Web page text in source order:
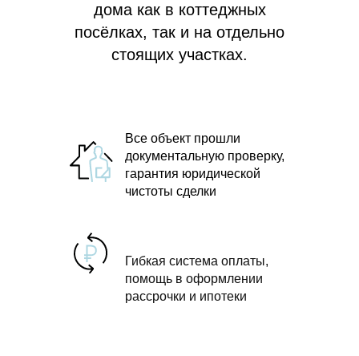
дома как в коттеджных
посёлках, так и на отдельно
стоящих участках.
Все объект прошли
документальную проверку,
гарантия юридической
чистоты сделки
Гибкая система оплаты,
помощь в оформлении
рассрочки и ипотеки